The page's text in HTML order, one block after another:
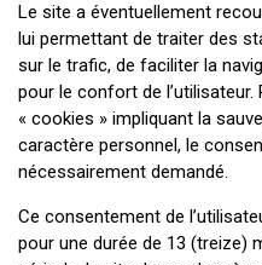
Le site a éventuellement
lui permettant de traiter des
sur le trafic, de faciliter la
pour le confort de l’utilisateur.
« cookies » impliquant la
caractère personnel, le
nécessairement demandé.
Ce consentement de
pour une durée de 13 (treize)